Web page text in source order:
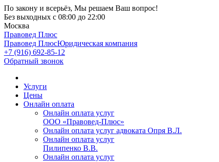
По закону и всерьёз, Мы решаем Ваш вопрос!
Без выходных с 08:00 до 22:00
Москва
Правовед Плюс
Правовед ПлюсЮридическая компания
+7 (916) 692-85-12
Обратный звонок
Услуги
Цены
Онлайн оплата
Онлайн оплата услуг
ООО «Правовед-Плюс»
Онлайн оплата услуг адвоката Опря В.Л.
Онлайн оплата услуг
Пилипенко В.В.
Онлайн оплата услуг